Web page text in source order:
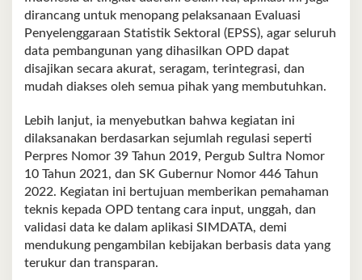
dirancang untuk menopang pelaksanaan Evaluasi
Penyelenggaraan Statistik Sektoral (EPSS), agar seluruh
data pembangunan yang dihasilkan OPD dapat
disajikan secara akurat, seragam, terintegrasi, dan
mudah diakses oleh semua pihak yang membutuhkan.
Lebih lanjut, ia menyebutkan bahwa kegiatan ini
dilaksanakan berdasarkan sejumlah regulasi seperti
Perpres Nomor 39 Tahun 2019, Pergub Sultra Nomor
10 Tahun 2021, dan SK Gubernur Nomor 446 Tahun
2022. Kegiatan ini bertujuan memberikan pemahaman
teknis kepada OPD tentang cara input, unggah, dan
validasi data ke dalam aplikasi SIMDATA, demi
mendukung pengambilan kebijakan berbasis data yang
terukur dan transparan.